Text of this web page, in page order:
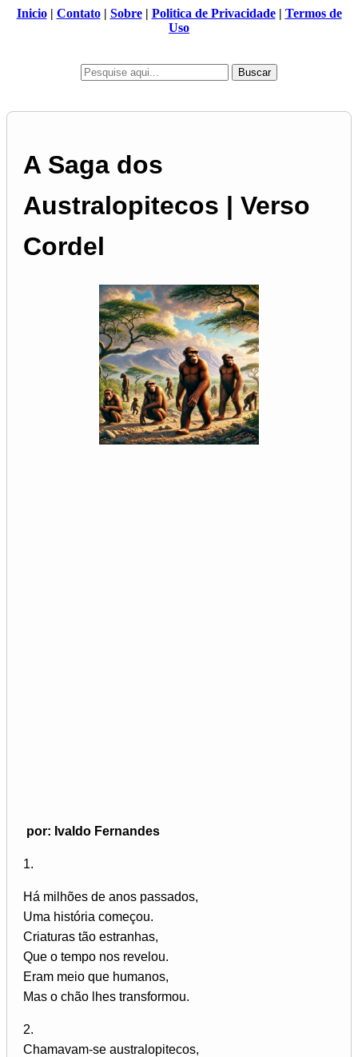
Inicio| Contato| Sobre| Politica de Privacidade| Termos de
Uso
Buscar
A Saga dos
Australopitecos | Verso
Cordel
por: Ivaldo Fernandes
1.
Há milhões de anos passados,
Uma história começou.
Criaturas tão estranhas,
Que o tempo nos revelou.
Eram meio que humanos,
Mas o chão lhes transformou.
2.
Chamavam-se australopitecos,